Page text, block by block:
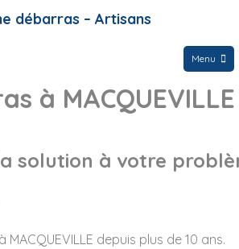
débarras – Artisans
Menu
à MACQUEVILLE
solution à votre
depuis plus de 10 ans.